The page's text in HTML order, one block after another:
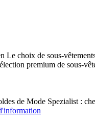
Le choix de sous-
premium de sous-
de Mode Spezialist :